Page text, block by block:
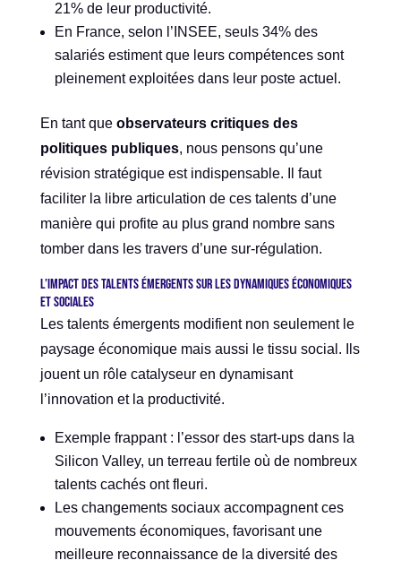
21% de leur productivité.
En France, selon l’INSEE, seuls 34% des
salariés estiment que leurs compétences sont
pleinement exploitées dans leur poste actuel.
En tant que observateurs critiques des
politiques publiques, nous pensons qu’une
révision stratégique est indispensable. Il faut
faciliter la libre articulation de ces talents d’une
manière qui profite au plus grand nombre sans
tomber dans les travers d’une sur-régulation.
L’impact des talents émergents sur les dynamiques économiques
et sociales
Les talents émergents modifient non seulement le
paysage économique mais aussi le tissu social. Ils
jouent un rôle catalyseur en dynamisant
l’innovation et la productivité.
Exemple frappant : l’essor des start-ups dans la
Silicon Valley, un terreau fertile où de nombreux
talents cachés ont fleuri.
Les changements sociaux accompagnent ces
mouvements économiques, favorisant une
meilleure reconnaissance de la diversité des